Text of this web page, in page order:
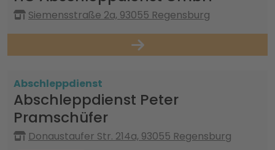
Siemensstraße 2a, 93055 Regensburg
Abschleppdienst
Abschleppdienst Peter
Pramschüfer
Donaustaufer Str. 214a, 93055 Regensburg